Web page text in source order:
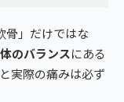
骨」だけではな
のバランスにある
実際の痛みは必ず